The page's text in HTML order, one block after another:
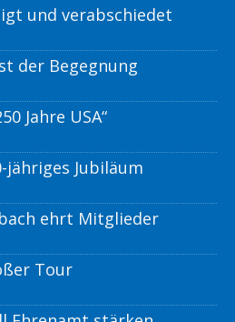
und verabschiedet
der Begegnung
Jahre USA“
Jubiläum
ehrt Mitglieder
Tour